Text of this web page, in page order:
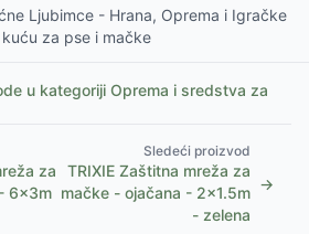
Ljubimce - Hrana, Oprema i Igračke
za pse i mačke
u kategoriji Oprema i sredstva za
za
6x3m
Sledeći proizvod
TRIXIE Zaštitna mreža za
mačke - ojačana - 2x1.5m
- zelena
→